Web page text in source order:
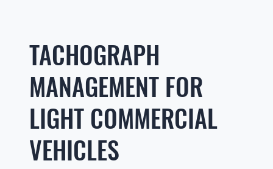
TACHOGRAPH
MANAGEMENT FOR
LIGHT COMMERCIAL
VEHICLES